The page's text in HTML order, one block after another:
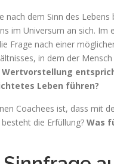
nach dem Sinn des
im Universum an sich.
Frage nach einer
in dem der
Wertvorstellung
Leben führen?
Coachees ist, dass mit
die Erfüllung? Was